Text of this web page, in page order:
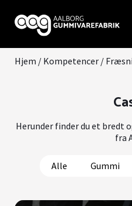
Hjem / Kompetencer /
Herunder finder du et bredt
fra
Alle Gummi